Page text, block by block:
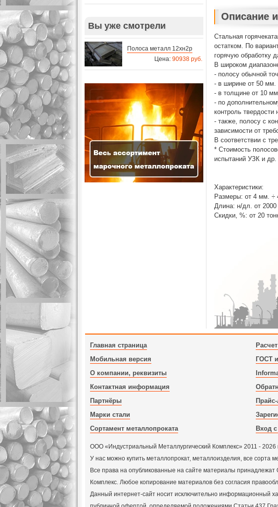
Вы уже смотрели
Полоса металл 12хн2р
Цена: 90938 руб.
Описание
Стальная
остатком. По
горячую обработку
В широком
- полосу обычной
- в ширине от 50
- в толщине от 10
- по
контроль твердости
- также, полосу с
зависимости от
В соответствии с
* Стоимость
испытаний УЗК и др.
Характеристики:
Размеры: от 4 мм.
Длина: н/дл. от 2000
Скидки, %: от 20
Главная страница
Мобильная версия
О компании, реквизиты
Контактная информация
Партнёры
Марки стали
Сортамент металлопроката
ГОСТ
Вход
ООО «Индустриальный Металлургический Комплекс» 2011 - 2026
У нас можно купить металлопрокат, металлоизделия, все сорта
Все права на опубликованные на сайте материалы
Комплекс. Любое копирование материалов без согласия
Данный интернет-сайт носит исключительно информационный